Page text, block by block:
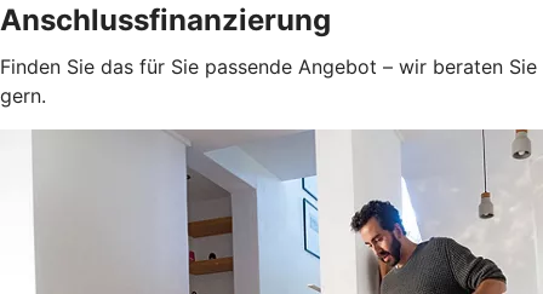
Anschlussfinanzierung
Finden Sie das für Sie passende Angebot – wir beraten Sie
gern.